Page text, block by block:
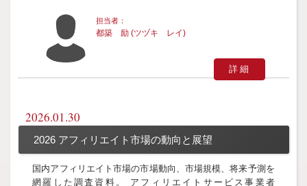
都築 励 (ツヅキ レイ)
詳細
2026.01.30
2026 アフィリエイト市場の動向と展望
国内アフィリエイト市場の市場動向、市場規模、将来予測を
網羅した調査資料。 アフィリエイトサービス事業者